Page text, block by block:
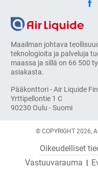
Maailman johtava
teknologioita ja palveluja
maassa ja sillä on 66 500
asiakasta.
Pääkonttori - Air Liquide
Yrttipellontie 1 C
90230 Oulu - Suomi
© COPYRIGHT 2026,
Oikeudelliset
Vastuuvarauma